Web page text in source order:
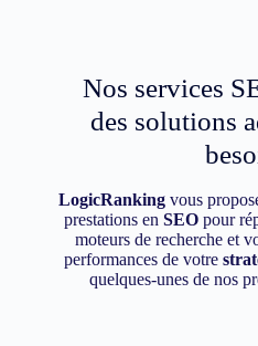
Nos services
des solutions
LogicRanking vous
prestations en SEOpour
moteurs de recherche et
performances de votre
quelques-unes de nos